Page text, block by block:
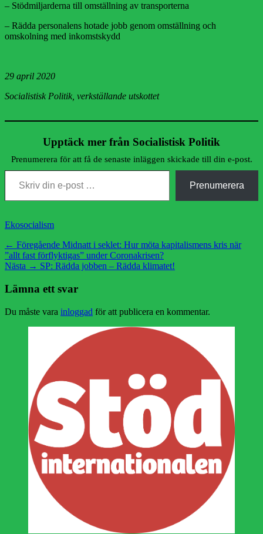
– Stödmiljarderna till omställning av transporterna
– Rädda personalens hotade jobb genom omställning och
omskolning med inkomstskydd
29 april 2020
Socialistisk Politik, verkställande utskottet
Upptäck mer från Socialistisk Politik
Prenumerera för att få de senaste inläggen skickade till din e-post.
Skriv din e-post …
Prenumerera
Kategorier
Ekosocialism
Inläggsnavigering
← Föregående Föregående
inlägg:
Midnatt i seklet: Hur möta kapitalismens kris när
”allt fast förflyktigas” under Coronakrisen?
Nästa → Nästa
SP: Rädda jobben – Rädda klimatet!
Lämna ett svar
Du måste vara inloggad för att publicera en kommentar.